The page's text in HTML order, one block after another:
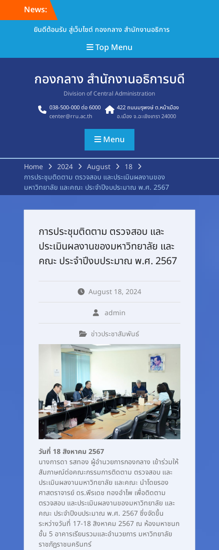
News:
ยินดีต้อนรับ สู่เว็บไซต์ กองกลาง สำนักงานอธิการ
Top Menu
กองกลาง สำนักงานอธิการบดี
Division of Central Administration
038-500-000 ต่อ 6000
center@rru.ac.th
422 ถนนมรุพงษ์ ต.หน้าเมือง
อ.เมือง จ.ฉะเชิงเทรา 24000
Menu
Home 2024 August
18
การประชุมติดตาม ตรวจสอบ และประเมินผลงานของ
มหาวิทยาลัย และคณะ ประจำปีงบประมาณ พ.ศ. 2567
การประชุมติดตาม ตรวจสอบ และ
ประเมินผลงานของมหาวิทยาลัย และ
คณะ ประจำปีงบประมาณ พ.ศ. 2567
August 18, 2024
admin
ข่าวประชาสัมพันธ์
วันที่ 18 สิงหาคม 2567
นางการดา รสทอง ผู้อำนวยการกองกลาง เข้าร่วมให้
สัมภาษณ์ต่อคณะกรรมการติดตาม ตรวจสอบ และ
ประเมินผลงานมหาวิทยาลัย และคณะ นำโดยรอง
ศาสตราจารย์ ดร.พีรเดช ทองอำไพ เพื่อติดตาม
ตรวจสอบ และประเมินผลงานของมหาวิทยาลัย และ
คณะ ประจำปีงบประมาณ พ.ศ. 2567 ซึ่งจัดขึ้น
ระหว่างวันที่ 17-18 สิงหาคม 2567 ณ ห้องมหาชนก
ชั้น 5 อาคารเรียนรวมและอำนวยการ มหาวิทยาลัย
ราชภัฏราชนครินทร์